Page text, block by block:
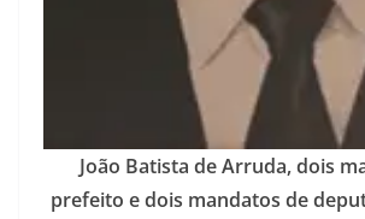
João Batista de Arruda, dois
prefeito e dois mandatos de